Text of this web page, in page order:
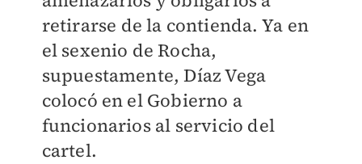
retirarse de la contienda. Ya en
el sexenio de Rocha,
supuestamente, Díaz Vega
colocó en el Gobierno a
funcionarios al servicio del
cartel.